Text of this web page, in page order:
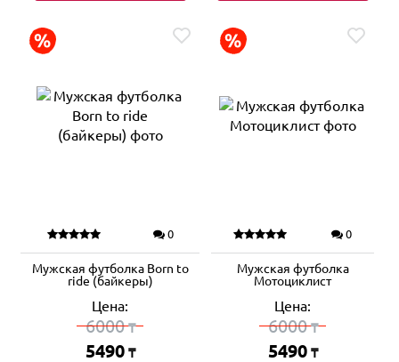
0
Мужская футболка Born to
ride (байкеры)
Цена:
6000₸
5490 ₸
0
Мужская футболка
Мотоциклист
Цена:
6000₸
5490 ₸